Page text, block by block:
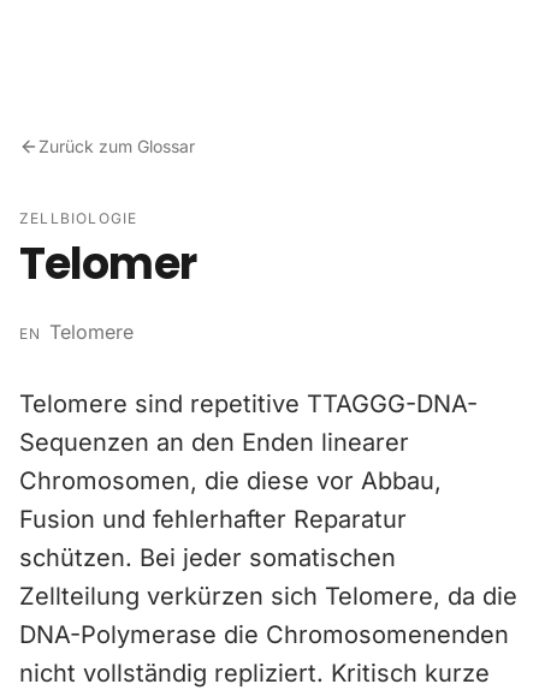
Zurück zum Glossar
ZELLBIOLOGIE
Telomer
EN Telomere
Telomere sind repetitive TTAGGG-DNA-
Sequenzen an den Enden linearer
Chromosomen, die diese vor Abbau,
Fusion und fehlerhafter Reparatur
schützen. Bei jeder somatischen
Zellteilung verkürzen sich Telomere, da die
DNA-Polymerase die Chromosomenenden
nicht vollständig repliziert. Kritisch kurze